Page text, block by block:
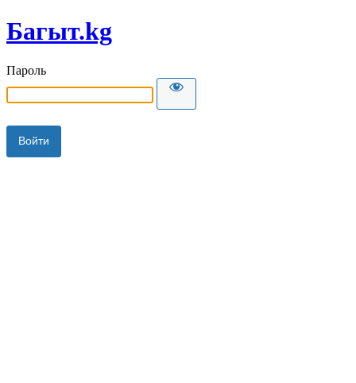
Багыт.kg
Пароль